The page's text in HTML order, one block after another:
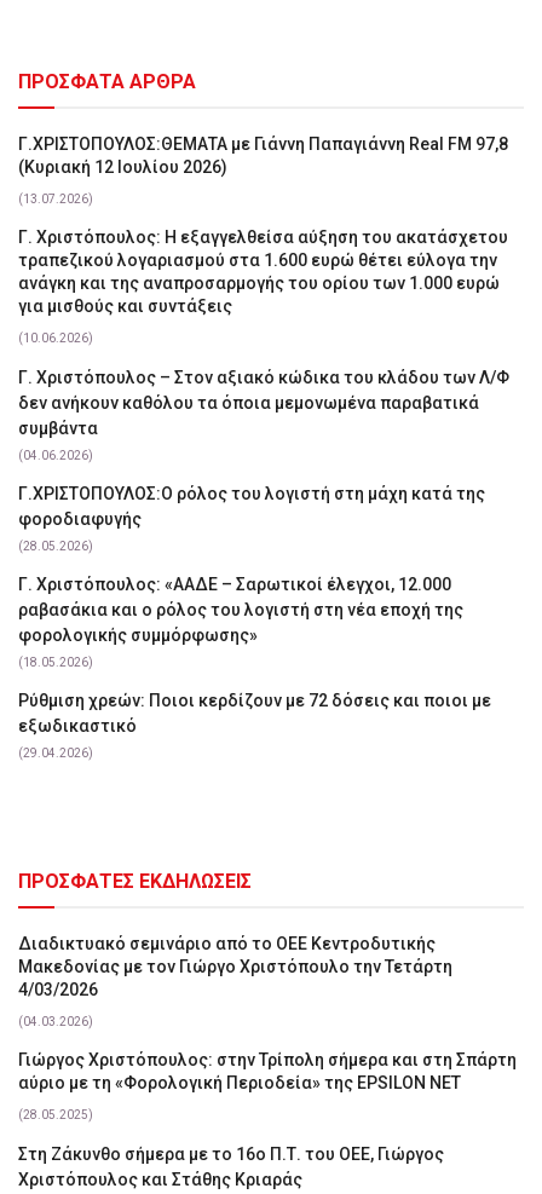
ΠΡΟΣΦΑΤΑ ΑΡΘΡΑ
Γ.ΧΡΙΣΤΟΠΟΥΛΟΣ:ΘΕΜΑΤΑ με Γιάννη Παπαγιάννη Real FM 97,8
(Κυριακή 12 Ιουλίου 2026)
(13.07.2026)
Γ. Χριστόπουλος: Η εξαγγελθείσα αύξηση του ακατάσχετου
τραπεζικού λογαριασμού στα 1.600 ευρώ θέτει εύλογα την
ανάγκη και της αναπροσαρμογής του ορίου των 1.000 ευρώ
για μισθούς και συντάξεις
(10.06.2026)
Γ. Χριστόπουλος – Στον αξιακό κώδικα του κλάδου των Λ/Φ
δεν ανήκουν καθόλου τα όποια μεμονωμένα παραβατικά
συμβάντα
(04.06.2026)
Γ.ΧΡΙΣΤΟΠΟΥΛΟΣ:Ο ρόλος του λογιστή στη μάχη κατά της
φοροδιαφυγής
(28.05.2026)
Γ. Χριστόπουλος: «ΑΑΔΕ – Σαρωτικοί έλεγχοι, 12.000
ραβασάκια και ο ρόλος του λογιστή στη νέα εποχή της
φορολογικής συμμόρφωσης»
(18.05.2026)
Ρύθμιση χρεών: Ποιοι κερδίζουν με 72 δόσεις και ποιοι με
εξωδικαστικό
(29.04.2026)
ΠΡΟΣΦΑΤΕΣ ΕΚΔΗΛΩΣΕΙΣ
Διαδικτυακό σεμινάριο από το ΟΕΕ Κεντροδυτικής
Μακεδονίας με τον Γιώργο Χριστόπουλο την Τετάρτη
4/03/2026
(04.03.2026)
Γιώργος Χριστόπουλος: στην Τρίπολη σήμερα και στη Σπάρτη
αύριο με τη «Φορολογική Περιοδεία» της EPSILON NET
(28.05.2025)
Στη Ζάκυνθο σήμερα με το 16ο Π.Τ. του ΟΕΕ, Γιώργος
Χριστόπουλος και Στάθης Κριαράς